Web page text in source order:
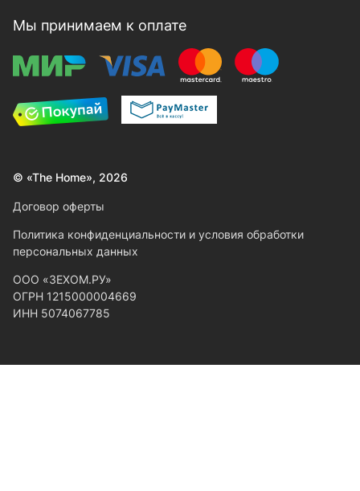
Мы принимаем к оплате
© «The Home», 2026
Договор оферты
Политика конфиденциальности и условия обработки
персональных данных
ООО «ЗЕХОМ.РУ»
ОГРН 1215000004669
ИНН 5074067785